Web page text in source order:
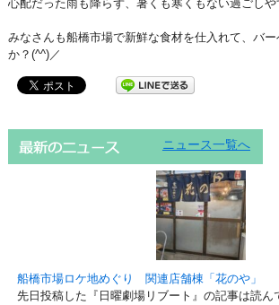
心配だった雨も降らず、暑くも寒くもない過ごしや
みなさんも船橋市場で新鮮な食材を仕入れて、バ
か？(^^)／
ニュース一覧へ
船橋市場ロケ地めぐり 関連店舗棟「花のや」
先日投稿した『日曜劇場リブート』の記事は読